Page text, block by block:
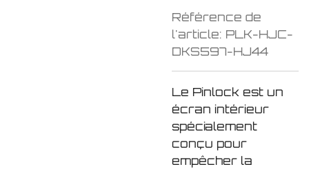
Référence de
l'article: PLK-HJC-
DKS597-HJ44
Le Pinlock est un
écran intérieur
spécialement
conçu pour
empêcher la